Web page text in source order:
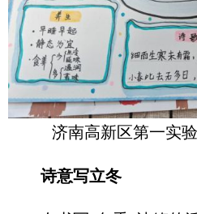
济南高新区第一实
诗意写立冬